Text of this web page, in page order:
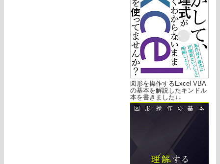
図形を操作するExcel VBA
の基本を解説したキンドル
本を書きました↓↓